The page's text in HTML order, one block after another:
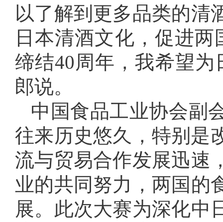
以了解到更多品类的清
日本清酒文化，促进
缔结40周年，我希望
郎说。
中国食品工业协会副
往来历史悠久，特别是
流与贸易合作发展迅速
业的共同努力，两国的
展。此次大赛为深化中